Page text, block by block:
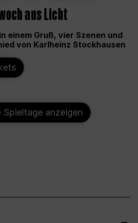
aus Licht
einem Gruß, vier Szenen und
von Karlheinz Stockhausen
Spieltage anzeigen